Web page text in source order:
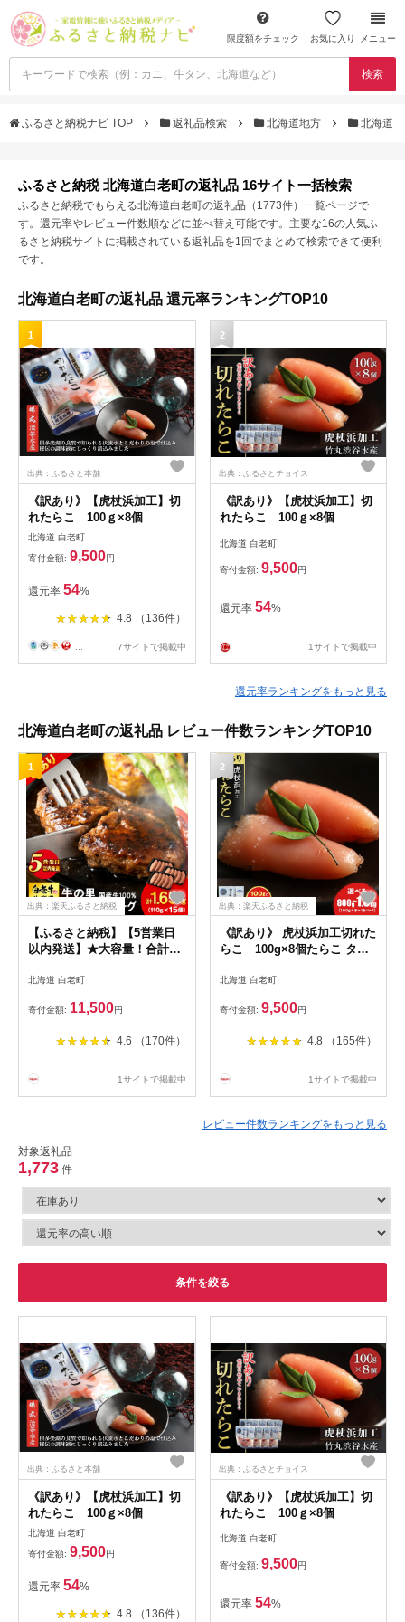
限度額をチェック お気に入り メニュー
検索
ふるさと納税ナビ TOP 返礼品検索 北海道地方 北海道
ふるさと納税 北海道白老町の返礼品 16サイト一括検索
ふるさと納税でもらえる北海道白老町の返礼品（1773件）一覧ページで
す。還元率やレビュー件数順などに並べ替え可能です。主要な16の人気ふ
るさと納税サイトに掲載されている返礼品を1回でまとめて検索できて便利
です。
北海道白老町の返礼品 還元率ランキングTOP10
1
出典：ふるさと本舗
《訳あり》【虎杖浜加工】切
れたらこ 100ｇ×8個
北海道 白老町
寄付金額: 9,500円
還元率 54%
4.8 （136件）
... 7サイトで掲載中
2
出典：ふるさとチョイス
《訳あり》【虎杖浜加工】切
れたらこ 100ｇ×8個
北海道 白老町
寄付金額: 9,500円
還元率 54%
1サイトで掲載中
還元率ランキングをもっと見る
北海道白老町の返礼品 レビュー件数ランキングTOP10
1
出典：楽天ふるさと納税
【ふるさと納税】【5営業日
以内発送】★大容量！合計
バーグ 選べる 訳あり (110g5
AG058和牛 牛肉 加工肉 ハン
100％ 北海道ふるさと納税 白
北海道 白老町
寄付金額: 11,500円
4.6 （170件）
1サイトで掲載中
2
出典：楽天ふるさと納税
《訳あり》 虎杖浜加工切れた
らこ 100g×8個たらこ タラ
と納税 白老 ふるさと納税 北
北海道 白老町
寄付金額: 9,500円
4.8 （165件）
1サイトで掲載中
レビュー件数ランキングをもっと見る
対象返礼品
1,773 件
条件を絞る
出典：ふるさと本舗
《訳あり》【虎杖浜加工】切
れたらこ 100ｇ×8個
北海道 白老町
寄付金額: 9,500円
還元率 54%
4.8 （136件）
出典：ふるさとチョイス
《訳あり》【虎杖浜加工】切
れたらこ 100ｇ×8個
北海道 白老町
寄付金額: 9,500円
還元率 54%